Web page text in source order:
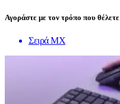
Αγοράστε με τον τρόπο που θέλετε
Σειρά MX